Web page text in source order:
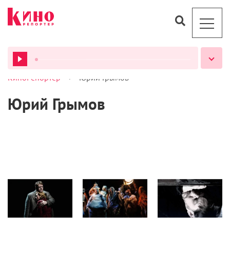
ВСЕ ПОДКАСТЫ
КиноРепортер > Юрий Грымов
Юрий Грымов